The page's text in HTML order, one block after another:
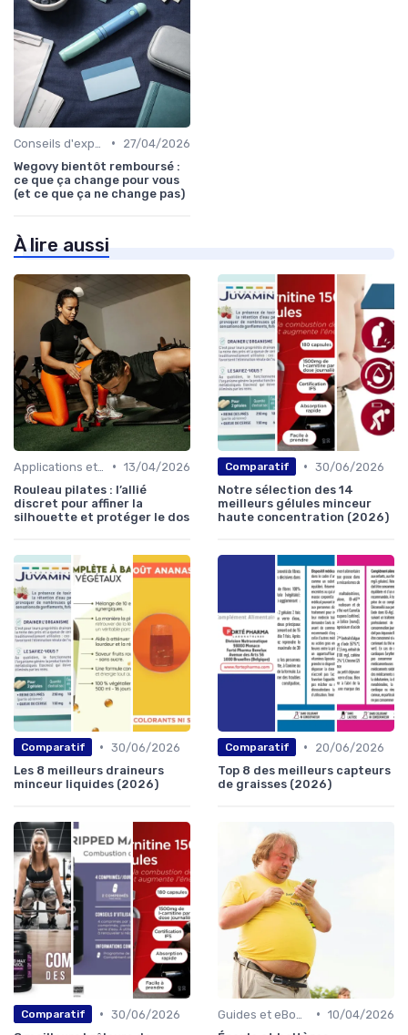
•
27/04/2026
Wegovy bientôt remboursé :
ce que ça change pour vous
(et ce que ça ne change pas)
À lire aussi
• 13/04/2026
Rouleau pilates : l’allié
discret pour affiner la
silhouette et protéger le dos
Comparatif • 30/06/2026
Notre sélection des 14
meilleurs gélules minceur
haute concentration (2026)
Comparatif • 30/06/2026
Les 8 meilleurs draineurs
minceur liquides (2026)
Comparatif •
20/06/2026
Top 8 des meilleurs capteurs
de graisses (2026)
Comparatif • 30/06/2026
• 10/04/2026